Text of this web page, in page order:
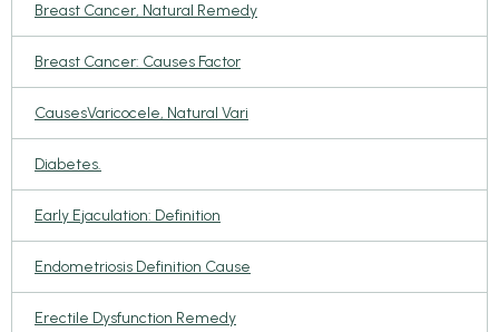
Breast Cancer, Natural Remedy
Breast Cancer: Causes Factor
CausesVaricocele, Natural Vari
Diabetes.
Early Ejaculation: Definition
Endometriosis Definition Cause
Erectile Dysfunction Remedy